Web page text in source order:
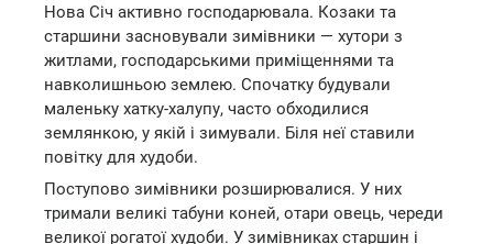
Нова Січ активно господарювала. Козаки та
старшини засновували зимівники — хутори з
житлами, господарськими приміщеннями та
навколишньою землею. Спочатку будували
маленьку хатку-халупу, часто обходилися
землянкою, у якій і зимували. Біля неї ставили
повітку для худоби.
Поступово зимівники розширювалися. У них
тримали великі табуни коней, отари овець, череди
великої рогатої худоби. У зимівниках старшин і